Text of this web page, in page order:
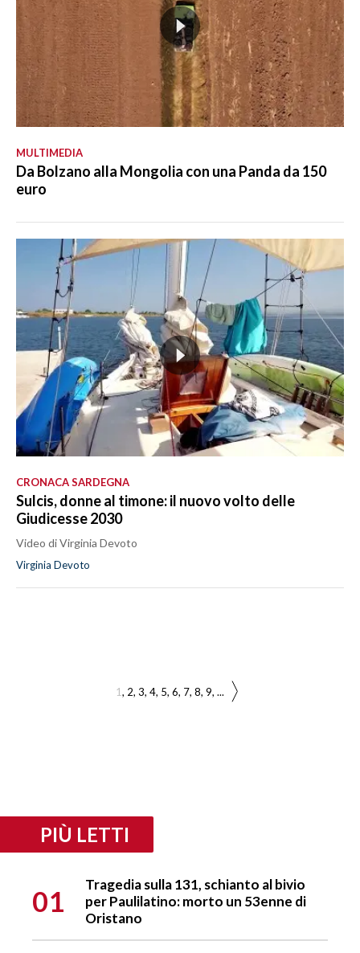
MULTIMEDIA
Da Bolzano alla Mongolia con una Panda da 150
euro
CRONACA SARDEGNA
Sulcis, donne al timone: il nuovo volto delle
Giudicesse 2030
Video di Virginia Devoto
Virginia Devoto
1 2 3 4 5 6 7 8 9 ...
PIÙ LETTI
01
Tragedia sulla 131, schianto al bivio
per Paulilatino: morto un 53enne di
Oristano